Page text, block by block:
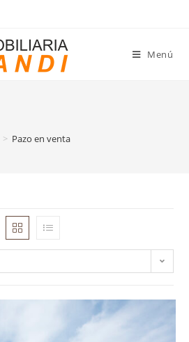
Menú
> Pazo en venta